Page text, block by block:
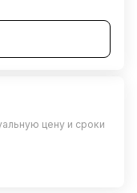
цену и сроки